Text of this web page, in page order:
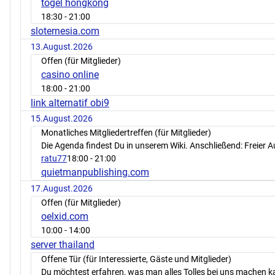
togel hongkong
18:30 - 21:00
sloternesia.com
13.August.2026
Offen (für Mitglieder)
casino online
18:00 - 21:00
link alternatif obi9
15.August.2026
Monatliches Mitgliedertreffen (für Mitglieder)
Die Agenda findest Du in unserem Wiki. Anschließend: Freier
ratu7718:00 - 21:00
quietmanpublishing.com
17.August.2026
Offen (für Mitglieder)
oelxid.com
10:00 - 14:00
server thailand
Offene Tür (für Interessierte, Gäste und Mitglieder)
Du möchtest erfahren, was man alles Tolles bei uns machen